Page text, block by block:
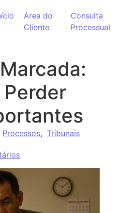
Área do
Cliente
Consulta
Processual
Processos, Tribunais